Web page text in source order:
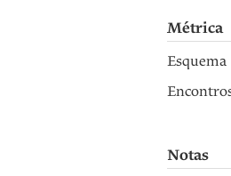
Métrica
Notas